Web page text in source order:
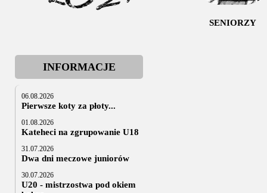
SENIORZY
INFORMACJE
06.08.2026
Pierwsze koty za płoty...
01.08.2026
Kateheci na zgrupowanie U18
31.07.2026
Dwa dni meczowe juniorów
30.07.2026
U20 - mistrzostwa pod okiem